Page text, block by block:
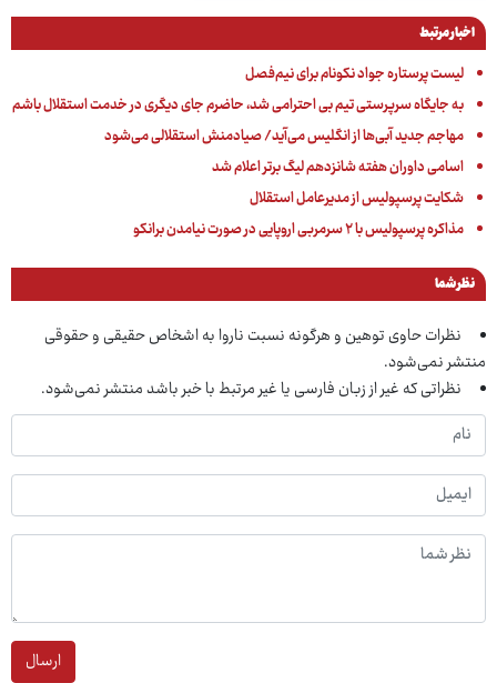
اخبار مرتبط
لیست پرستاره جواد نکونام برای نیم‌فصل
به جایگاه سرپرستی تیم بی احترامی شد، حاضرم جای دیگری در خدمت استقلال باشم
مهاجم جدید آبی‌ها از انگلیس می‌آید/ صیادمنش استقلالی می‌شود
اسامی داوران هفته شانزدهم لیگ برتر اعلام شد
شکایت پرسپولیس از مدیرعامل استقلال
مذاکره پرسپولیس با ۲ سرمربی اروپایی در صورت نیامدن برانکو
نظر شما
نظرات حاوی توهین و هرگونه نسبت ناروا به اشخاص حقیقی و حقوقی
منتشر نمی‌شود.
نظراتی که غیر از زبان فارسی یا غیر مرتبط با خبر باشد منتشر نمی‌شود.
ارسال